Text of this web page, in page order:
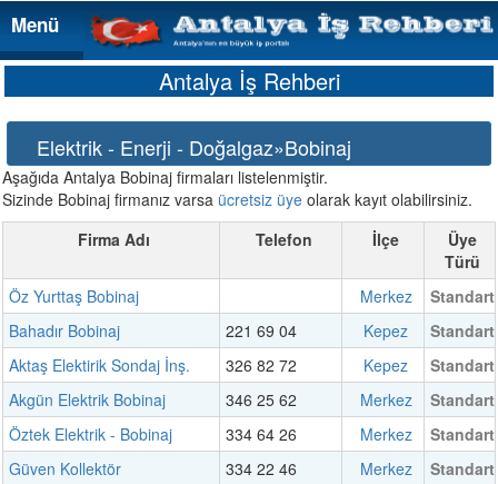
Menü
Menü
Antalya İş Rehberi
Elektrik - Enerji - Doğalgaz»Bobinaj
Aşağıda Antalya Bobinaj firmaları listelenmiştir.
Sizinde Bobinaj firmanız varsa ücretsiz üye olarak kayıt olabilirsiniz.
Firma Adı
Telefon İlçe
Üye
Türü
Öz Yurttaş Bobinaj
Merkez
Standart
Bahadır Bobinaj
221 69 04 Kepez
Standart
Aktaş Elektirik Sondaj İnş.
326 82 72 Kepez
Standart
Akgün Elektrik Bobinaj
346 25 62 Merkez
Standart
Öztek Elektrik - Bobinaj
334 64 26 Merkez
Standart
Güven Kollektör
334 22 46 Merkez
Standart